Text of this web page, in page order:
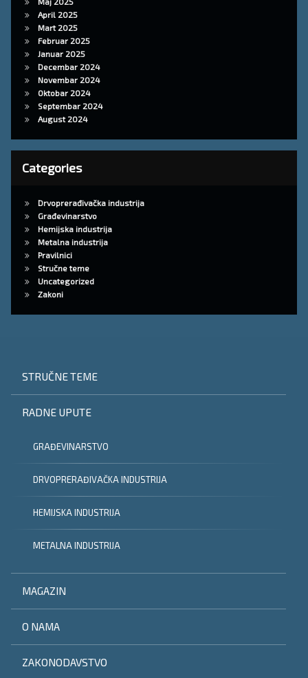
April 2025
Mart 2025
Februar 2025
Januar 2025
Decembar 2024
Novembar 2024
Oktobar 2024
Septembar 2024
August 2024
Categories
Drvoprerađivačka industrija
Građevinarstvo
Hemijska industrija
Metalna industrija
Pravilnici
Stručne teme
Uncategorized
Zakoni
STRUČNE TEME
RADNE UPUTE
GRAĐEVINARSTVO
DRVOPRERAĐIVAČKA INDUSTRIJA
HEMIJSKA INDUSTRIJA
METALNA INDUSTRIJA
MAGAZIN
O NAMA
ZAKONODAVSTVO